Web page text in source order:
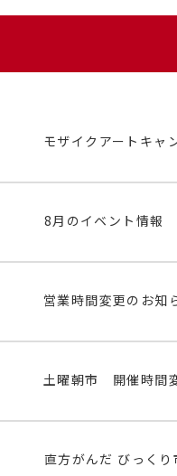
モザイクアートキャ
8月のイベント情報
営業時間変更のお知
土曜朝市 開催時間
直方がんだ びっく